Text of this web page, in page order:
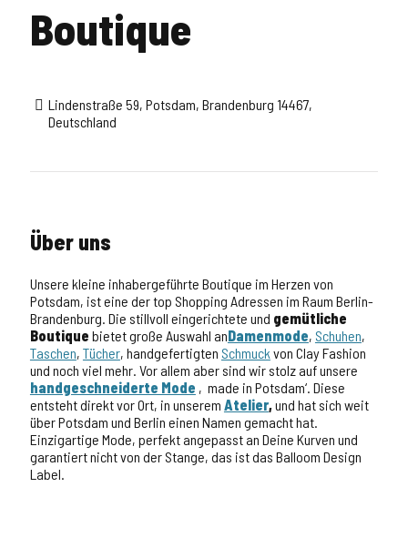
Boutique
Lindenstraße 59, Potsdam, Brandenburg 14467,
Deutschland
Über uns
Unsere kleine inhabergeführte Boutique im Herzen von
Potsdam, ist eine der top Shopping Adressen im Raum Berlin-
Brandenburg. Die stillvoll eingerichtete und gemütliche
Boutique bietet große Auswahl anDamenmode, Schuhen,
Taschen, Tücher, handgefertigten Schmuck von Clay Fashion
und noch viel mehr. Vor allem aber sind wir stolz auf unsere
handgeschneiderte Mode ‚made in Potsdam‘. Diese
entsteht direkt vor Ort, in unserem Atelier,und hat sich weit
über Potsdam und Berlin einen Namen gemacht hat.
Einzigartige Mode, perfekt angepasst an Deine Kurven und
garantiert nicht von der Stange, das ist das Balloom Design
Label.